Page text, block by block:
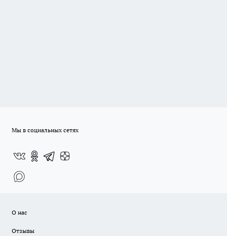
Мы в социальных сетях
О нас
Отзывы